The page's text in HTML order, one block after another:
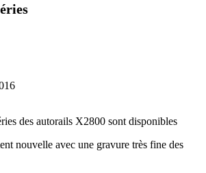
des autorails X2800 sont disponibles
nouvelle avec une gravure très fine des